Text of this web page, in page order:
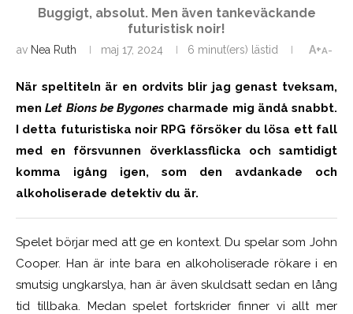
Buggigt, absolut. Men även tankeväckande
futuristisk noir!
av Nea Ruth maj 17, 2024 6 minut(ers) lästid A+A-
När speltiteln är en ordvits blir jag genast tveksam,
menLet Bions be Bygones charmade mig ändå snabbt.
I detta futuristiska noir RPG försöker du lösa ett fall
med en försvunnen överklassflicka och samtidigt
komma igång igen, som den avdankade och
alkoholiserade detektiv du är.
Spelet börjar med att ge en kontext. Du spelar som John
Cooper. Han är inte bara en alkoholiserade rökare i en
smutsig ungkarslya, han är även skuldsatt sedan en lång
tid tillbaka. Medan spelet fortskrider finner vi allt mer